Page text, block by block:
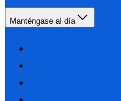
Manténgase al día